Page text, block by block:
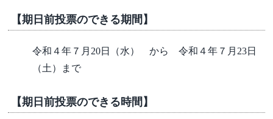
【期日前投票のできる期間】
令和４年７月20日（水） から 令和４年７月23日
（土）まで
【期日前投票のできる時間】